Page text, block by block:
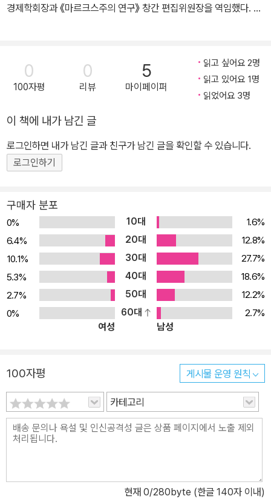
927년에는 출당되었다. 1929년에는 터키로 추방되었지만 거기에서
린이 보낸 암살자에 의해 살해되었다.
경제학회장과 《마르크스주의 연구》 창간 편집위원장을 역임했다. 저
arxist Perspectives on South Korea in the Global Econom
y, Varieties of Alternative Economic Systems, 『세계화와 자
본축적 체제의 모순』 『대안세계화운동 이념의 국제비교』 등이 있고,
가?』 『칼 맑스의 혁명적 사상』 『반자본주의 선언』 『한 권으로 읽는
마르크스와 자본론』 『제로에서 시작하는 자본론』 『국가에 대항하는
마르크스』 『마르크스 자본론 제3권』 등이 있다.
0
100자평
0
리뷰
5
마이페이퍼
읽고 싶어요 2명
읽고 있어요 1명
읽었어요 3명
이 책에 내가 남긴 글
로그인하면 내가 남긴 글과 친구가 남긴 글을 확인할 수 있습니다.
로그인하기
구매자 분포
0% 10대
1.6%
6.4%
20대
12.8%
10.1%
30대
27.7%
5.3%
40대
18.6%
2.7%
50대
12.2%
0%
60대
2.7%
여성
남성
100자평 게시물 운영 원칙
카테고리
현재 0/280byte (한글 140자 이내)